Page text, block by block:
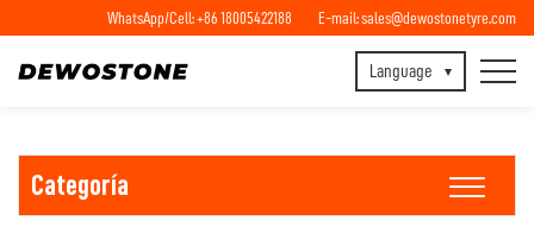
WhatsApp/Cell:+86 18005422188 E-mail:sales@dewostonetyre.com
Language
Categoría